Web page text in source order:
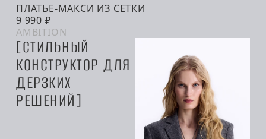
ПЛАТЬЕ-МАКСИ ИЗ СЕТКИ
9 990 ₽
AMBITION
СТИЛЬНЫЙ
КОНСТРУКТОР ДЛЯ
ДЕРЗКИХ
РЕШЕНИЙ